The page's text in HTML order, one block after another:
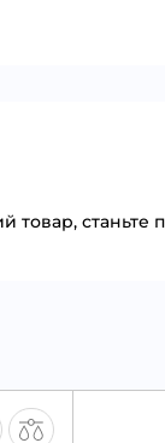
товар, станьте